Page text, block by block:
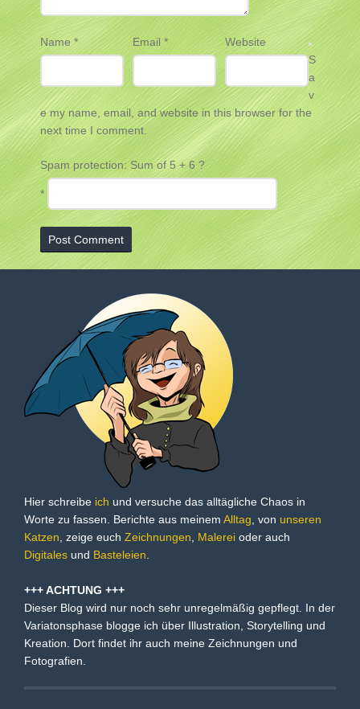
Name* Email*
Website
S
a
v
e my name, email, and website in this browser for the
next time I comment.
Spam protection: Sum of 5 + 6 ?
*
Hier schreibe ich und versuche das alltägliche Chaos in
Worte zu fassen. Berichte aus meinem Alltag , von unseren
Katzen , zeige euch Zeichnungen Malerei oder auch
Digitales und Basteleien
+++ ACHTUNG +++
Dieser Blog wird nur noch sehr unregelmäßig gepflegt. In der
Variatonsphase blogge ich über Illustration, Storytelling und
Kreation. Dort findet ihr auch meine Zeichnungen und
Fotografien.